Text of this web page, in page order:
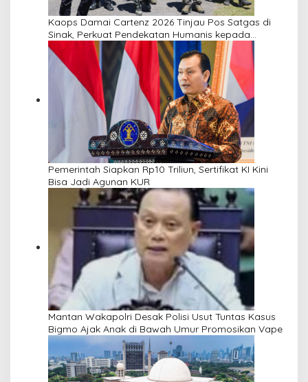
Kaops Damai Cartenz 2026 Tinjau Pos Satgas di
Sinak, Perkuat Pendekatan Humanis kepada
Masyarakat
Pemerintah Siapkan Rp10 Triliun, Sertifikat KI Kini
Bisa Jadi Agunan KUR
Mantan Wakapolri Desak Polisi Usut Tuntas Kasus
Bigmo Ajak Anak di Bawah Umur Promosikan Vape